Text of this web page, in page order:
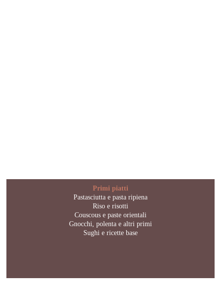
Primi piatti
Pastasciutta e pasta ripiena
Riso e risotti
Couscous e paste orientali
Gnocchi, polenta e altri primi
Sughi e ricette base